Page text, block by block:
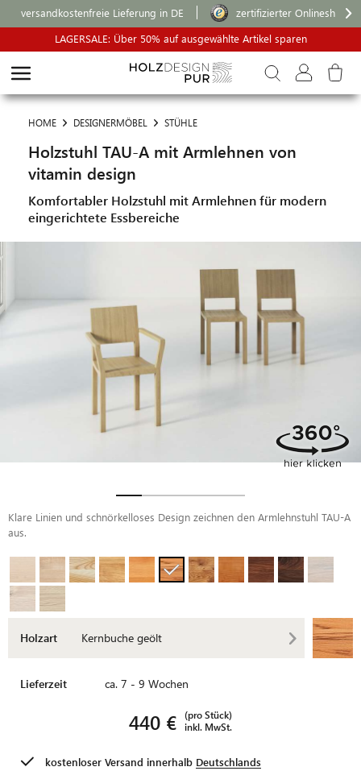
versandkostenfreie Lieferung in DE
zertifizierter Onlineshop
LAGERSALE: Über 50% auf ausgewählte Artikel sparen
HOME DESIGNERMÖBEL STÜHLE
Holzstuhl TAU-A mit Armlehnen von
vitamin design
Komfortabler Holzstuhl mit Armlehnen für modern
eingerichtete Essbereiche
Klare Linien und schnörkelloses Design zeichnen den Armlehnstuhl TAU-A
aus.
Holzart Kernbuche geölt
Lieferzeit ca. 7 - 9 Wochen
440 € inkl. MwSt.
(pro Stück)
kostenloser Versand innerhalb Deutschlands